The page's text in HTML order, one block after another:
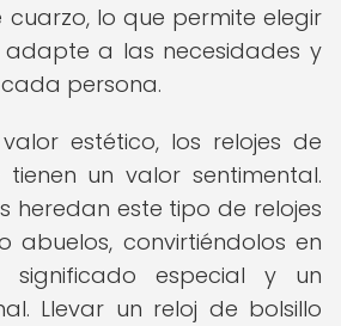
lo que permite elegir
a las necesidades y
persona.
estético, los relojes de
un valor sentimental.
heredan este tipo de relojes
abuelos, convirtiéndolos en
significado especial y un
Llevar un reloj de bolsillo